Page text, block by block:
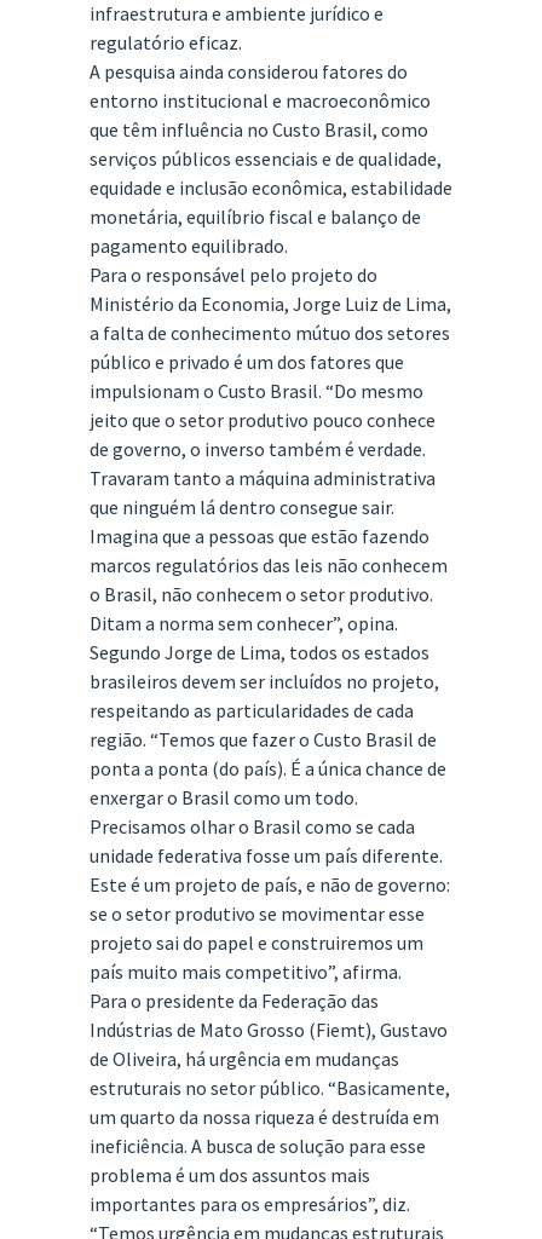
infraestrutura e ambiente jurídico e
regulatório eficaz.
A pesquisa ainda considerou fatores do
entorno institucional e macroeconômico
que têm influência no Custo Brasil, como
serviços públicos essenciais e de qualidade,
equidade e inclusão econômica, estabilidade
monetária, equilíbrio fiscal e balanço de
pagamento equilibrado.
Para o responsável pelo projeto do
Ministério da Economia, Jorge Luiz de Lima,
a falta de conhecimento mútuo dos setores
público e privado é um dos fatores que
impulsionam o Custo Brasil. “Do mesmo
jeito que o setor produtivo pouco conhece
de governo, o inverso também é verdade.
Travaram tanto a máquina administrativa
que ninguém lá dentro consegue sair.
Imagina que a pessoas que estão fazendo
marcos regulatórios das leis não conhecem
o Brasil, não conhecem o setor produtivo.
Ditam a norma sem conhecer”, opina.
Segundo Jorge de Lima, todos os estados
brasileiros devem ser incluídos no projeto,
respeitando as particularidades de cada
região. “Temos que fazer o Custo Brasil de
ponta a ponta (do país). É a única chance de
enxergar o Brasil como um todo.
Precisamos olhar o Brasil como se cada
unidade federativa fosse um país diferente.
Este é um projeto de país, e não de governo:
se o setor produtivo se movimentar esse
projeto sai do papel e construiremos um
país muito mais competitivo”, afirma.
Para o presidente da Federação das
Indústrias de Mato Grosso (Fiemt), Gustavo
de Oliveira, há urgência em mudanças
estruturais no setor público. “Basicamente,
um quarto da nossa riqueza é destruída em
ineficiência. A busca de solução para esse
problema é um dos assuntos mais
importantes para os empresários”, diz.
“Temos urgência em mudanças estruturais